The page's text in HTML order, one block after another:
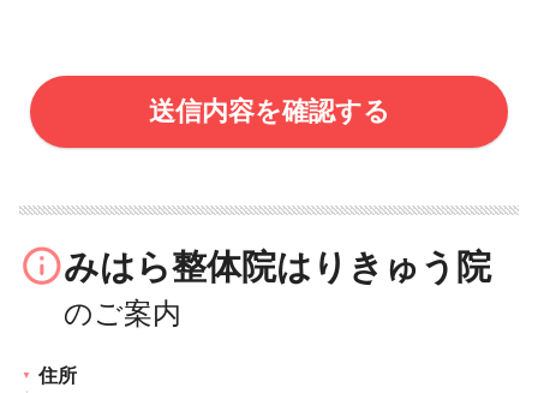
info_outlineみはら整体院はりきゅう院
住所